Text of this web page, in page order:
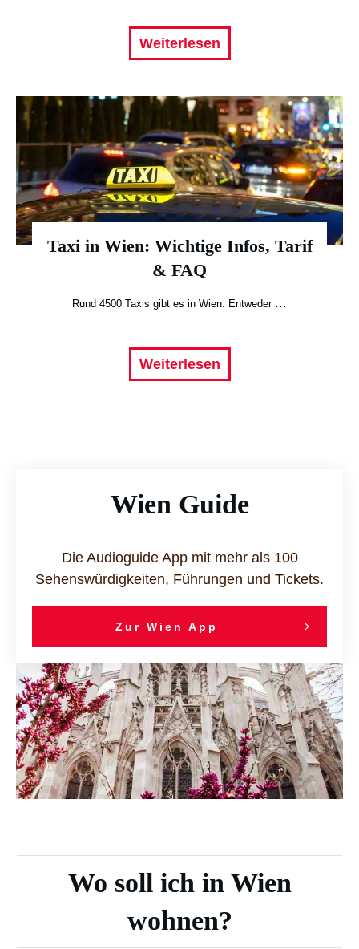
Weiterlesen
Taxi in Wien: Wichtige Infos, Tarif
& FAQ
Rund 4500 Taxis gibt es in Wien. Entweder ...
Weiterlesen
Wien Guide
Die Audioguide App mit mehr als 100
Sehenswürdigkeiten, Führungen und Tickets.
Zur Wien App
Wo soll ich in Wien
wohnen?